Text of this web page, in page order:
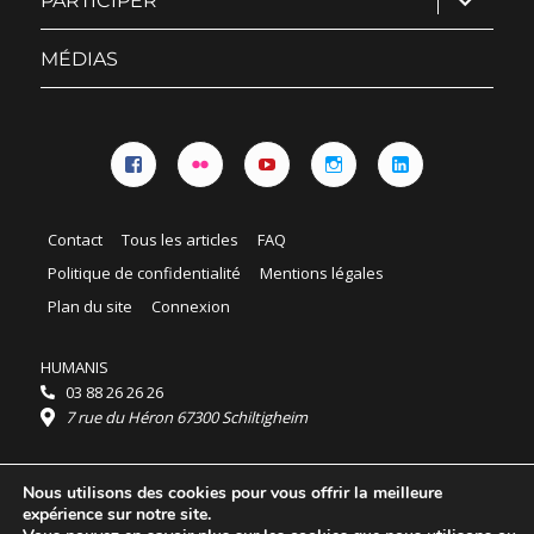
le
sous-
MÉDIAS
Contact Tous les articles
FAQ
Politique de confidentialité
Mentions légales
Plan du site
Connexion
HUMANIS
03 88 26 26 26
7 rue du Héron 67300 Schiltigheim
Horaires :
HUMANIS : du lundi au vendredi 9h - 18h
Ordidocaz : du lundi au vendredi 8h - 19h
Nous utilisons des cookies pour vous offrir la meilleure
expérience sur notre site.